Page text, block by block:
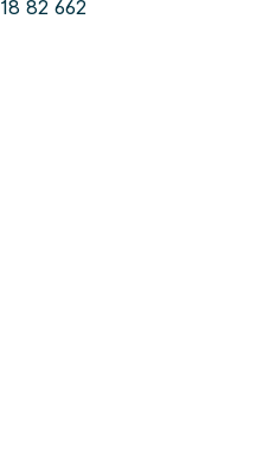
82 662